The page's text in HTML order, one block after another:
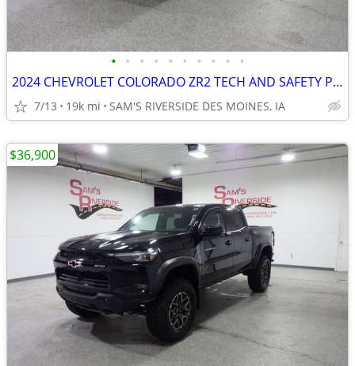
• • • • • • • • • •
2024 CHEVROLET COLORADO ZR2 TECH AND SAFETY PKG CREW CAB 4X4
7/13 19k mi SAM'S RIVERSIDE DES MOINES, IA
$36,900